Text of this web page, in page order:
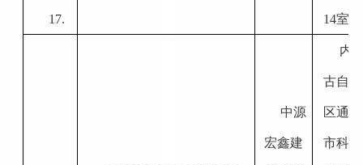
17. 14室）
中源
宏鑫建
内
古自治
区通辽
市科尔